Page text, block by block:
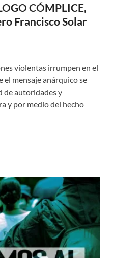
CÓMPLICE,
Francisco Solar
violentas irrumpen en el
el mensaje anárquico se
de autoridades y
y por medio del hecho